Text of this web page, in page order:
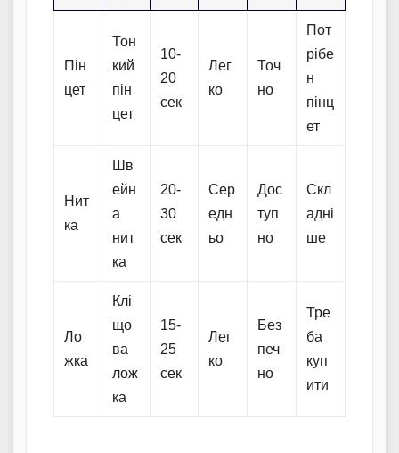
Пін
цет
Тон
кий
пін
цет
10-
20
сек
Лег
ко
Точ
но
Пот
рібе
н
пінц
ет
Нит
ка
Шв
ейн
а
нит
ка
20-
30
сек
Сер
едн
ьо
Дос
туп
но
Скл
адні
ше
Ло
жка
Клі
що
ва
лож
ка
15-
25
сек
Лег
ко
Без
печ
но
Тре
ба
куп
ити